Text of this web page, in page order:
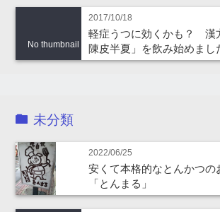
No thumbnail
2017/10/18
軽症うつに効くかも？ 漢
陳皮半夏」を飲み始めまし
未分類
2022/06/25
安くて本格的なとんかつ
「とんまる」